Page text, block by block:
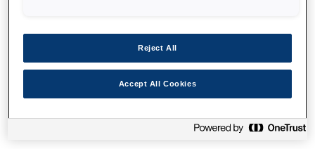
איפה לקנות
Reject All
Accept All Cookies